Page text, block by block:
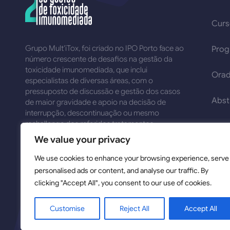
We value your privacy
We use cookies to enhance your browsing experience, serve
personalised ads or content, and analyse our traffic. By
clicking "Accept All", you consent to our use of cookies.
Customise Reject All Accept All
Grupo Mult’iTox, foi criado no IPO Porto face ao
número crescente de desafios na gestão da
toxicidade imunomediada, que inclui
especialistas de diversas áreas, com o
pressuposto de discussão e gestão dos casos
de maior gravidade e apoio na decisão de
interrupção, descontinuação ou mesmo
rechallenge dos referidos tratamentos.